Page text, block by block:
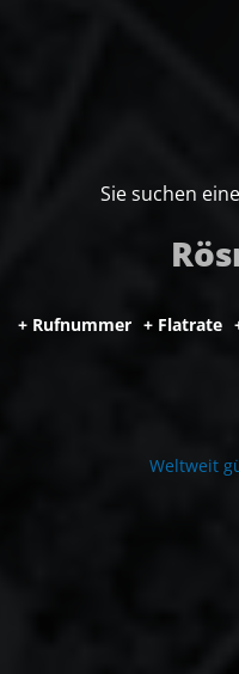
Sie suchen
+ Rufnummer + Flatrate
Weltweit g